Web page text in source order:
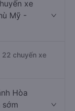
xe
Mỹ -
22 chuyến xe
Hòa
sớm